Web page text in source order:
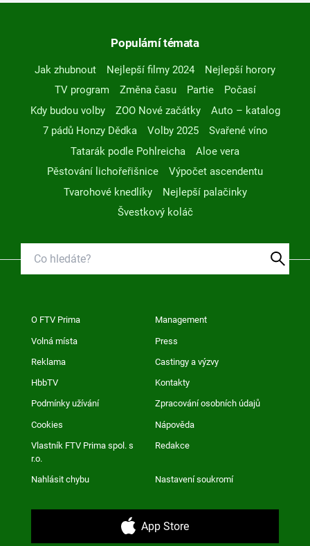
Populární témata
Jak zhubnout Nejlepší filmy 2024
Nejlepší horory
TV program
Změna času Partie
Počasí
Kdy budou volby
ZOO Nové začátky
Auto – katalog
7 pádů Honzy Dědka
Volby 2025
Svařené víno
Tatarák podle Pohlreicha
Aloe vera
Pěstování lichořeřišnice
Výpočet ascendentu
Tvarohové knedlíky
Nejlepší palačinky
Švestkový koláč
O FTV Prima Management
Volná místa Press
Reklama Castingy a výzvy
HbbTV Kontakty
Podmínky užívání Zpracování osobních údajů
Cookies Nápověda
Vlastník FTV Prima spol. s
r.o.
Redakce
Nahlásit chybu Nastavení soukromí
App Store